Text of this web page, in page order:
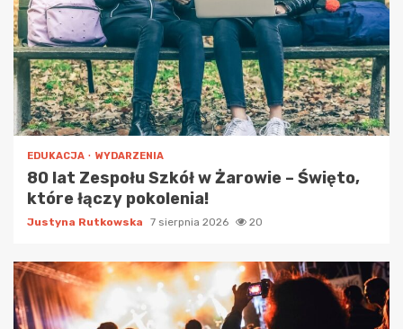
EDUKACJA WYDARZENIA
80 lat Zespołu Szkół w Żarowie – Święto,
które łączy pokolenia!
Justyna Rutkowska 7 sierpnia 2026 20